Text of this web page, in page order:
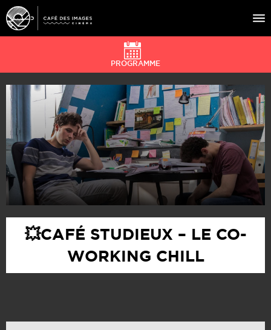
À L’AFFICHE
ÉVÉNEMENTS
CAFÉ DU CINÉ
PRATIQUE
ÉDUCATION AUX IMAGES
PROGRAMME
💥CAFÉ STUDIEUX – LE CO-
WORKING CHILL